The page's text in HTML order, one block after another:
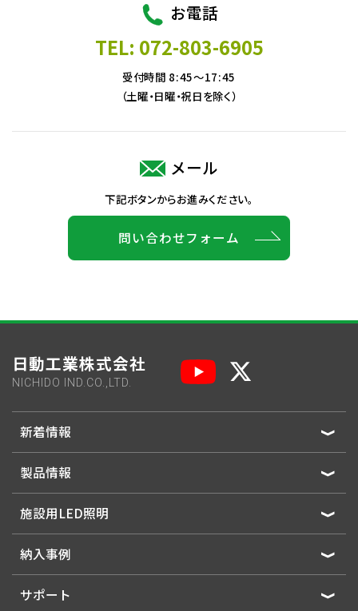
お電話
TEL: 072-803-6905
受付時間 8:45～17:45
（土曜・日曜・祝日を除く）
メール
下記ボタンからお進みください。
問い合わせフォーム
日動工業株式会社
NICHIDO IND.CO.,LTD.
新着情報
製品情報
施設用LED照明
納入事例
サポート